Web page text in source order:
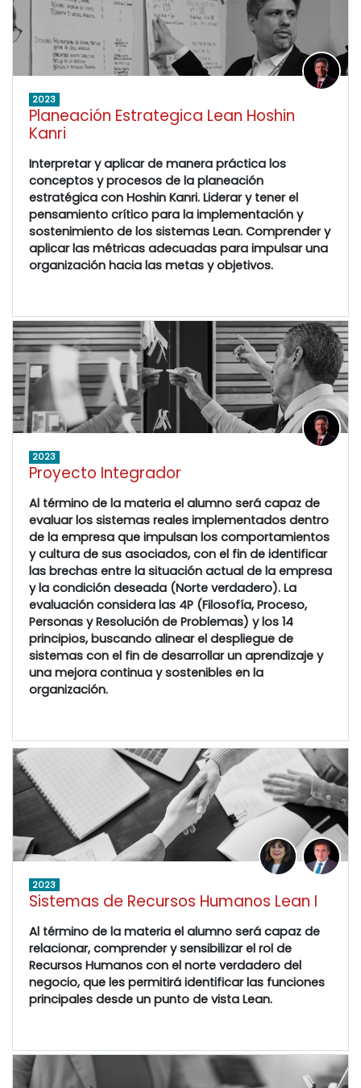
2023
Planeación Estrategica Lean Hoshin
Kanri
Interpretar y aplicar de manera práctica los
conceptos y procesos de la planeación
estratégica con Hoshin Kanri. Liderar y tener el
pensamiento crítico para la implementación y
sostenimiento de los sistemas Lean. Comprender y
aplicar las métricas adecuadas para impulsar una
organización hacia las metas y objetivos.
2023
Proyecto Integrador
Al término de la materia el alumno será capaz de
evaluar los sistemas reales implementados dentro
de la empresa que impulsan los comportamientos
y cultura de sus asociados, con el fin de identificar
las brechas entre la situación actual de la empresa
y la condición deseada (Norte verdadero). La
evaluación considera las 4P (Filosofía, Proceso,
Personas y Resolución de Problemas) y los 14
principios, buscando alinear el despliegue de
sistemas con el fin de desarrollar un aprendizaje y
una mejora continua y sostenibles en la
organización.
2023
Sistemas de Recursos Humanos Lean I
Al término de la materia el alumno será capaz de
relacionar, comprender y sensibilizar el rol de
Recursos Humanos con el norte verdadero del
negocio, que les permitirá identificar las funciones
principales desde un punto de vista Lean.